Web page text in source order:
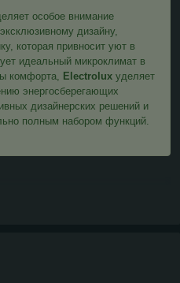
особое внимание
дизайну,
которая привносит уют в
идеальный микроклимат в
комфорта,
Electrolux уделяет
энергосберегающих
дизайнерских решений и
полным набором функций.